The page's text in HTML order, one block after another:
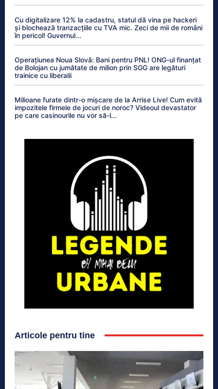
Cu digitalizare 12% la cadastru, statul dă vina pe hackeri
și blochează tranzacțiile cu TVA mic. Zeci de mii de români
în pericol! Guvernul...
Operațiunea Noua Slovă: Bani pentru PNL! ONG-ul finanțat
de Bolojan cu jumătate de milion prin SGG are legături
trainice cu liberalii
Milioane furate dintr-o mișcare de la Arrise Live! Cum evită
impozitele firmele de jocuri de noroc? Videoul devastator
pe care casinourile nu vor să-l...
Articole pentru tine